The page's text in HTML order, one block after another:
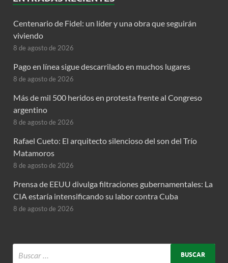
Centenario de Fidel: un líder y una obra que seguirán
viviendo
8 de agosto de 2026
Pago en línea sigue descarrilado en muchos lugares
8 de agosto de 2026
Más de mil 500 heridos en protesta frente al Congreso
argentino
8 de agosto de 2026
Rafael Cueto: El arquitecto silencioso del son del Trío
Matamoros
8 de agosto de 2026
Prensa de EEUU divulga filtraciones gubernamentales: La
CIA estaría intensificando su labor contra Cuba
8 de agosto de 2026